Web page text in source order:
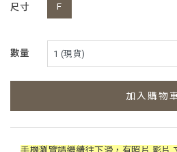
尺寸 F
數量
加入購物